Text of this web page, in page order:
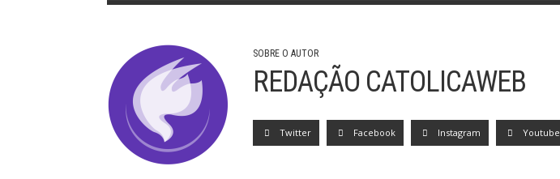
SOBRE O AUTOR
REDAÇÃO CATOLICAWEB
Twitter Facebook Instagram Youtube